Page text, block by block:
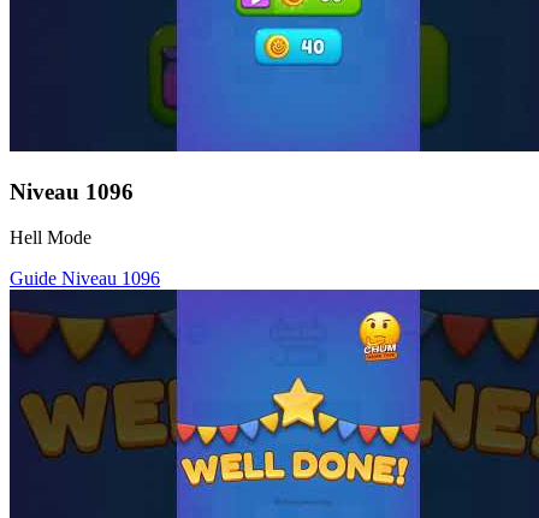
Niveau 1096
Hell Mode
Guide Niveau 1096